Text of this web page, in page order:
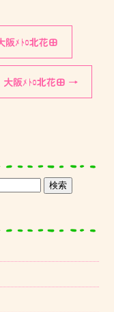
ﾒﾄﾛ北花田
阪ﾒﾄﾛ北花田 →